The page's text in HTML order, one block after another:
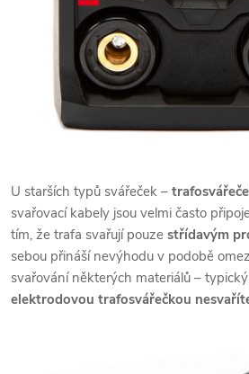
U starších typů svářeček –
svařovací kabely jsou velmi často
tím, že trafa svařují pouze střídavým
sebou přináší nevýhodu v podobě
svařování některých materiálů –
elektrodovou trafosvářečkou